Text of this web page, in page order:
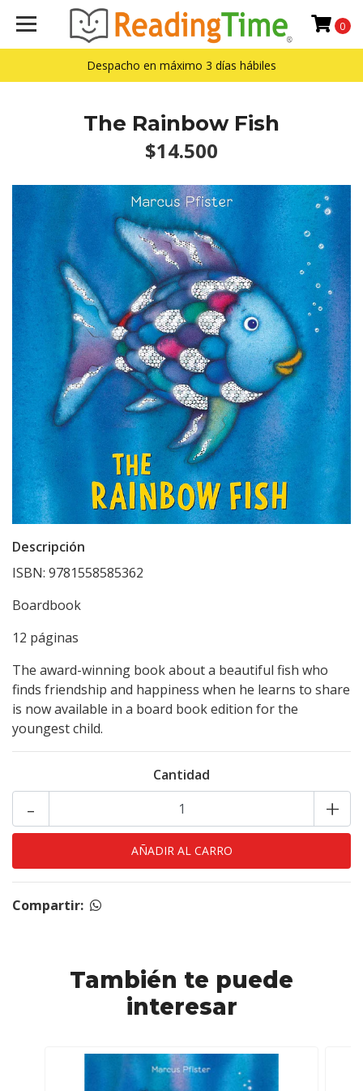
Despacho en máximo 3 días hábiles
0
The Rainbow Fish
$14.500
Descripción
ISBN: 9781558585362
Boardbook
12 páginas
The award-winning book about a beautiful fish who
finds friendship and happiness when he learns to share
is now available in a board book edition for the
youngest child.
Cantidad
+
-
Compartir:
También te puede
interesar